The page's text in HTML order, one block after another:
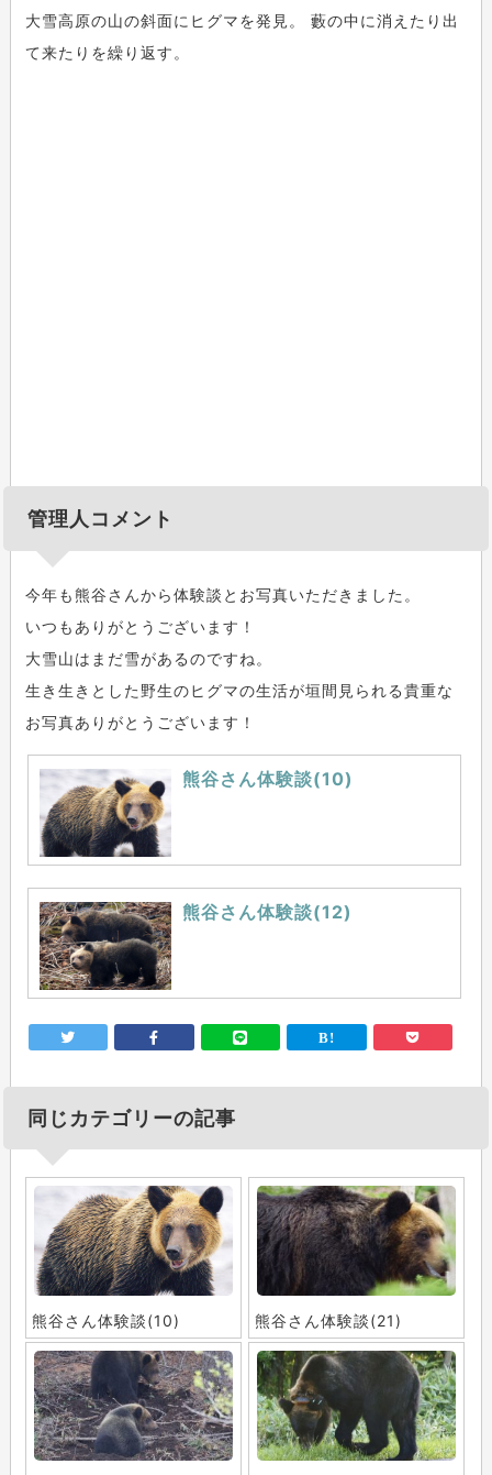
大雪高原の山の斜面にヒグマを発見。 藪の中に消えたり出
て来たりを繰り返す。
管理人コメント
今年も熊谷さんから体験談とお写真いただきました。
いつもありがとうございます！
大雪山はまだ雪があるのですね。
生き生きとした野生のヒグマの生活が垣間見られる貴重な
お写真ありがとうございます！
熊谷さん体験談(10)
熊谷さん体験談(12)
同じカテゴリーの記事
熊谷さん体験談(10) 熊谷さん体験談(21)